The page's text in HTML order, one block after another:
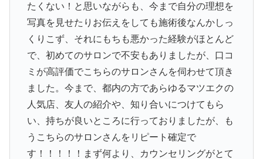
たくない！と思いながらも、今まで自分の理想を
写真を見せたりお伝えをしても施術後なんかしっ
くりこず、それにもちも悪かった経験がほとんど
で、初めてのサロンで不安もありましたが、口コ
ミが高評価でこちらのサロンさんを伺わせて頂き
ました。今まで、都内の方であらゆるマツエクの
人気店、友人の紹介や、知り合いにつけてもら
い、持ちが良いところに行っておりましたが、も
うこちらのサロンさんをリピート確定で
す！！！！！まず何より、カウンセリングがとて